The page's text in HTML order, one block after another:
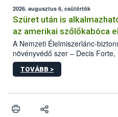
az intenzív felderítést, emellett
hatósággal is összehangolják a
2026. augusztus 6, csütörtök
Szüret után is
az amerikai szőlőkabóca
A Nemzeti Élelmiszerlánc-
növényvédő szer – Decis
engedélyokiratát módosította,
egészen a vesszőérettség
érésű szőlőkben is legyen
felhasználók számára is
TOVÁBB >